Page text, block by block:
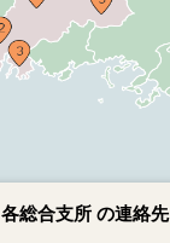
各総合支所 の連絡先